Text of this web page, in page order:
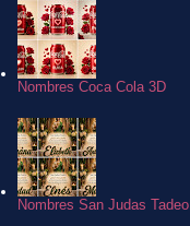
Nombres Coca Cola 3D
Nombres San Judas Tadeo